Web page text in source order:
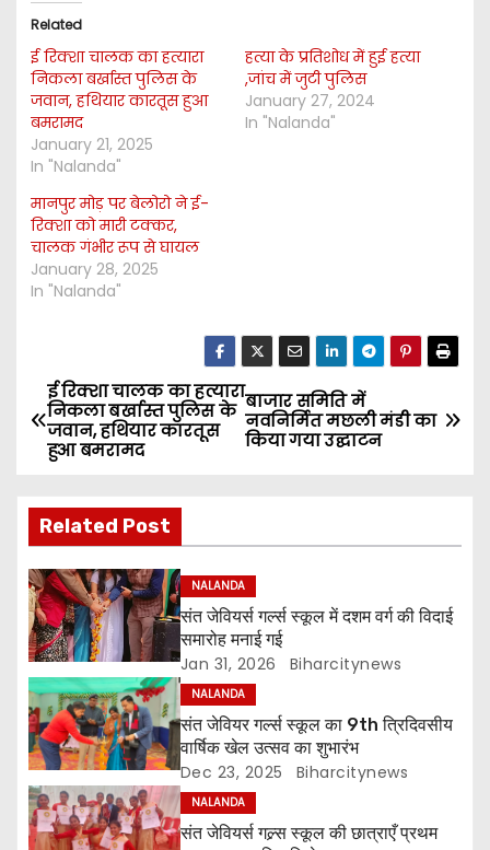
Related
ई रिक्शा चालक का हत्यारा
निकला बर्खास्त पुलिस के
जवान, हथियार कारतूस हुआ
बमरामद
January 21, 2025
In "Nalanda"
हत्या के प्रतिशोध में हुई हत्या
,जांच में जुटी पुलिस
January 27, 2024
In "Nalanda"
मानपुर मोड़ पर बेलोरो ने ई-
रिक्शा को मारी टक्कर,
चालक गंभीर रूप से घायल
January 28, 2025
In "Nalanda"
P
o
t
n
a
v
i
g
a
बाजार समिति में
नवनिर्मित मछली मंडी का
किया गया उद्घाटन
ई रिक्शा चालक का हत्यारा
निकला बर्खास्त पुलिस के
जवान, हथियार कारतूस
हुआ बमरामद
Related Post
NALANDA
संत जेवियर्स गर्ल्स स्कूल में दशम वर्ग की विदाई
समारोह मनाई गई
Jan 31, 2026 Biharcitynews
NALANDA
संत जेवियर गर्ल्स स्कूल का 9th त्रिदिवसीय
वार्षिक खेल उत्सव का शुभारंभ
Dec 23, 2025 Biharcitynews
NALANDA
संत जेवियर्स गल्र्स स्कूल की छात्र‌ाएँ प्रथम